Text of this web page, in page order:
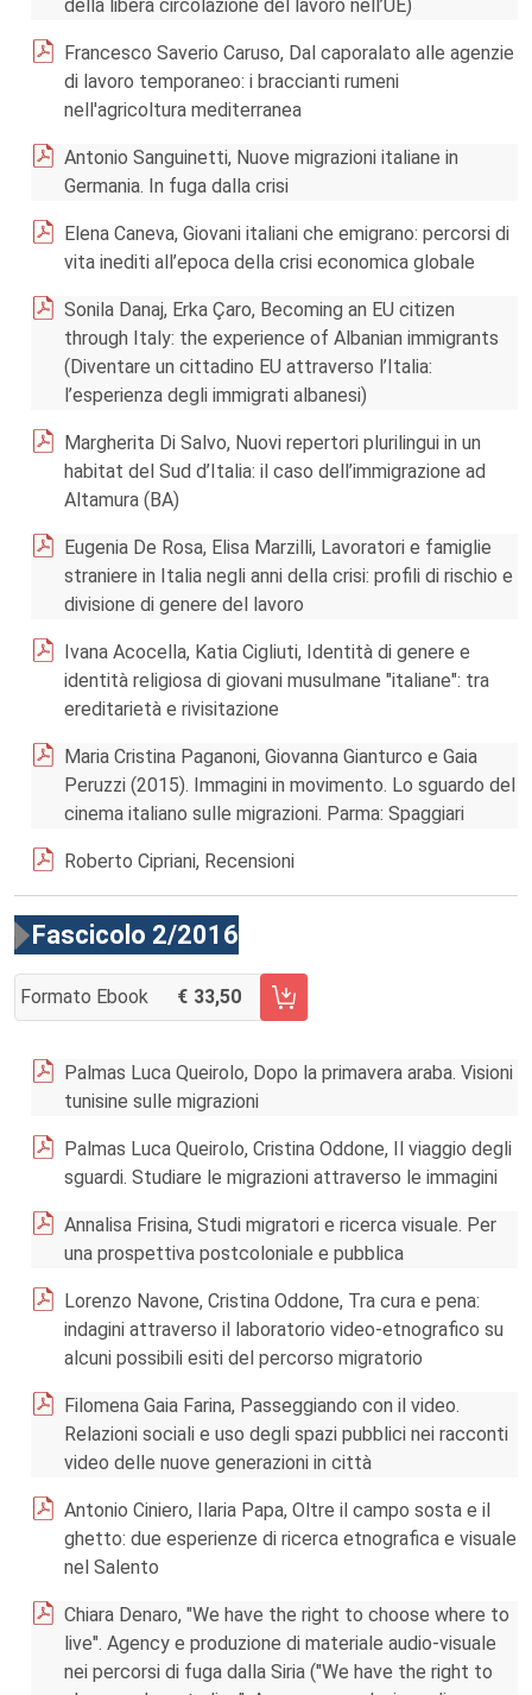
della libera circolazione del lavoro nell’UE)
Francesco Saverio Caruso, Dal caporalato alle agenzie
di lavoro temporaneo: i braccianti rumeni
nell'agricoltura mediterranea
Antonio Sanguinetti, Nuove migrazioni italiane in
Germania. In fuga dalla crisi
Elena Caneva, Giovani italiani che emigrano: percorsi di
vita inediti all’epoca della crisi economica globale
Sonila Danaj, Erka Çaro, Becoming an EU citizen
through Italy: the experience of Albanian immigrants
(Diventare un cittadino EU attraverso l’Italia:
l’esperienza degli immigrati albanesi)
Margherita Di Salvo, Nuovi repertori plurilingui in un
habitat del Sud d’Italia: il caso dell’immigrazione ad
Altamura (BA)
Eugenia De Rosa, Elisa Marzilli, Lavoratori e famiglie
straniere in Italia negli anni della crisi: profili di rischio e
divisione di genere del lavoro
Ivana Acocella, Katia Cigliuti, Identità di genere e
identità religiosa di giovani musulmane "italiane": tra
ereditarietà e rivisitazione
Maria Cristina Paganoni, Giovanna Gianturco e Gaia
Peruzzi (2015). Immagini in movimento. Lo sguardo del
cinema italiano sulle migrazioni. Parma: Spaggiari
Roberto Cipriani, Recensioni
Fascicolo 2/2016
Formato Ebook 33,50
AGGIUNGI AL CARRELLO FASCICOLO 2/2016
Palmas Luca Queirolo, Dopo la primavera araba. Visioni
tunisine sulle migrazioni
Palmas Luca Queirolo, Cristina Oddone, Il viaggio degli
sguardi. Studiare le migrazioni attraverso le immagini
Annalisa Frisina, Studi migratori e ricerca visuale. Per
una prospettiva postcoloniale e pubblica
Lorenzo Navone, Cristina Oddone, Tra cura e pena:
indagini attraverso il laboratorio video-etnografico su
alcuni possibili esiti del percorso migratorio
Filomena Gaia Farina, Passeggiando con il video.
Relazioni sociali e uso degli spazi pubblici nei racconti
video delle nuove generazioni in città
Antonio Ciniero, Ilaria Papa, Oltre il campo sosta e il
ghetto: due esperienze di ricerca etnografica e visuale
nel Salento
Chiara Denaro, "We have the right to choose where to
live". Agency e produzione di materiale audio-visuale
nei percorsi di fuga dalla Siria ("We have the right to